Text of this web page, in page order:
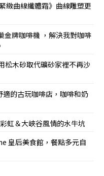
緻曲線纖體霜》曲線雕塑更
金牌咖啡機 ，解決我對咖啡
松木砂取代礦砂家裡不再沙
的古玩咖啡店，咖啡和奶
虹＆大峽谷風情的水牛坑
皇后美食館，餐點多元自